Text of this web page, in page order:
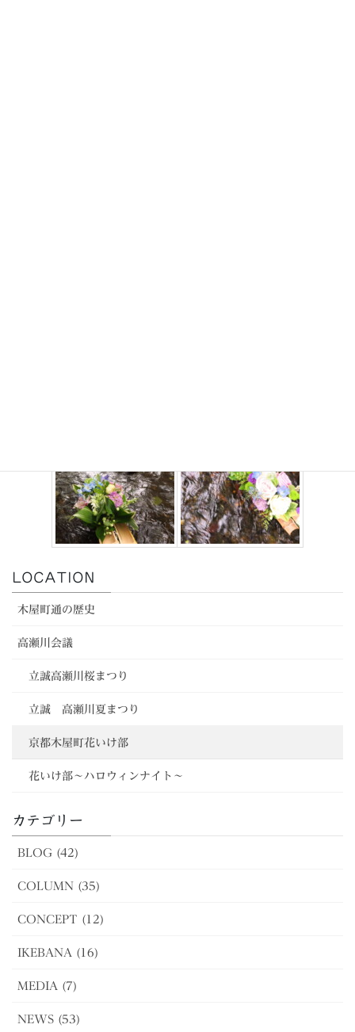
LOCATION
木屋町通の歴史
高瀬川会議
立誠高瀬川桜まつり
立誠 高瀬川夏まつり
京都木屋町花いけ部
花いけ部～ハロウィンナイト～
カテゴリー
BLOG (42)
COLUMN (35)
CONCEPT (12)
IKEBANA (16)
MEDIA (7)
NEWS (53)